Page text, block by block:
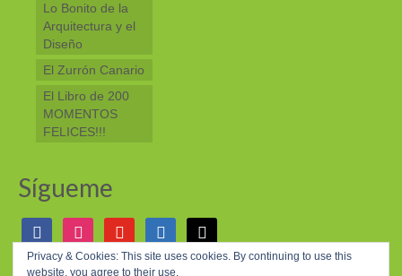
Privacy & Cookies: This site uses cookies. By continuing to use this
website, you agree to their use.
Lo Bonito de la
Arquitectura y el
Diseño
El Zurrón Canario
El Libro de 200
MOMENTOS
FELICES!!!
Sígueme
facebook instagramyoutube linkedin mail